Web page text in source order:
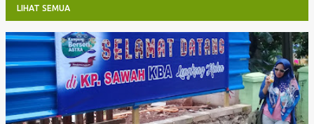
LIHAT SEMUA
P
o
s
t